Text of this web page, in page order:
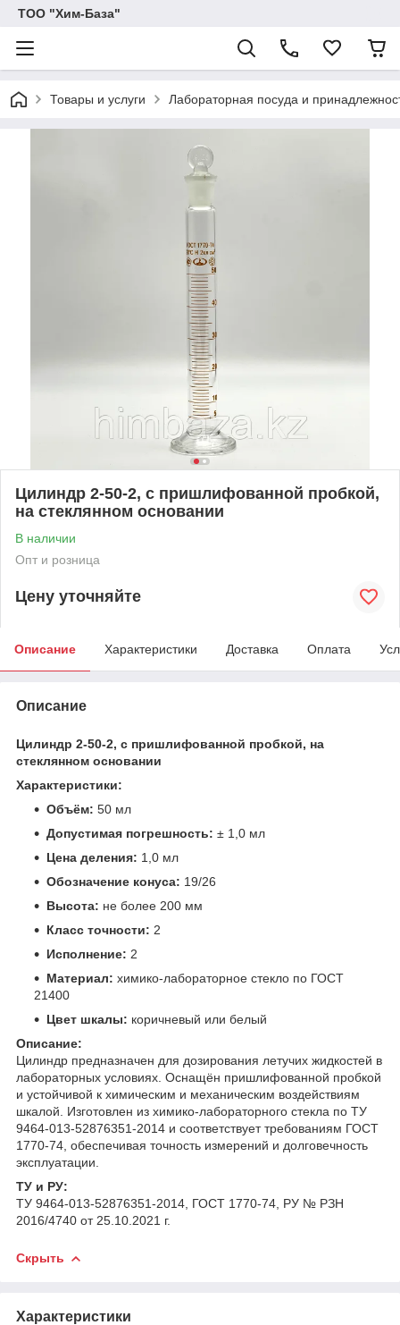
ТОО "Хим-База"
Товары и услуги Лабораторная посуда и
Цилиндр 2-50-2, с пришлифованной пробкой,
на стеклянном основании
В наличии
Опт и розница
Цену уточняйте
Описание Характеристики Доставка Оплата
Описание
Цилиндр 2-50-2, с пришлифованной пробкой, на
стеклянном основании
Характеристики:
Объём: 50 мл
Допустимая погрешность: ± 1,0 мл
Цена деления: 1,0 мл
Обозначение конуса: 19/26
Высота: не более 200 мм
Класс точности: 2
Исполнение: 2
Материал: химико-лабораторное стекло по ГОСТ
21400
Цвет шкалы: коричневый или белый
Описание:
Цилиндр предназначен для дозирования летучих жидкостей в
лабораторных условиях. Оснащён пришлифованной пробкой
и устойчивой к химическим и механическим воздействиям
шкалой. Изготовлен из химико-лабораторного стекла по ТУ
9464-013-52876351-2014 и соответствует требованиям ГОСТ
1770-74, обеспечивая точность измерений и долговечность
эксплуатации.
ТУ и РУ:
ТУ 9464-013-52876351-2014, ГОСТ 1770-74, РУ № РЗН
2016/4740 от 25.10.2021 г.
Скрыть
Характеристики